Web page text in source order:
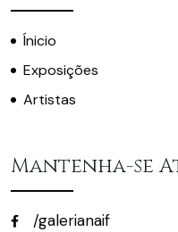
Ínicio
Exposições
Artistas
Mantenha-se
/galerianaif